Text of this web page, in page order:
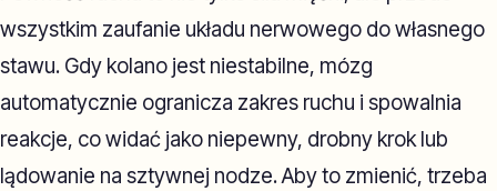
wszystkim zaufanie układu nerwowego do własnego
stawu. Gdy kolano jest niestabilne, mózg
automatycznie ogranicza zakres ruchu i spowalnia
reakcje, co widać jako niepewny, drobny krok lub
lądowanie na sztywnej nodze. Aby to zmienić, trzeba